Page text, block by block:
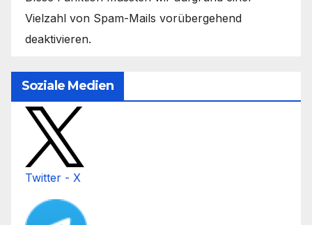
Vielzahl von Spam-Mails vorübergehend
deaktivieren.
Soziale Medien
Twitter - X